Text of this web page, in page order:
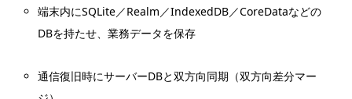
端末内にSQLite／Realm／IndexedDB／CoreDataなどの
DBを持たせ、業務データを保存
通信復旧時にサーバーDBと双方向同期（双方向差分マー